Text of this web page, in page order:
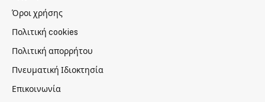
Όροι χρήσης
Πολιτική cookies
Πολιτική απορρήτου
Πνευματική Ιδιοκτησία
Επικοινωνία